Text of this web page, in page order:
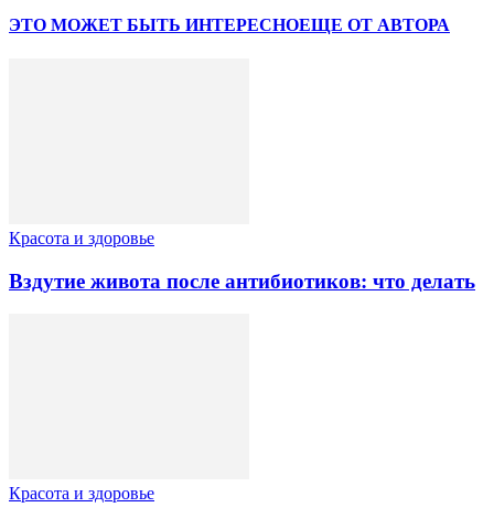
ЭТО МОЖЕТ БЫТЬ ИНТЕРЕСНОЕЩЕ ОТ АВТОРА
Красота и здоровье
Вздутие живота после антибиотиков: что делать
Красота и здоровье